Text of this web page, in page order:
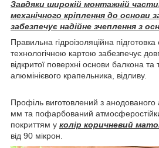
Завдяки широкій монтажній
механічного кріплення до основи
забезпечує надійне зчеплення з
Правильна гідроізоляційна
технологічною картою забезпечує
відкритої поверхні основи балкона
алюмінієвого крапельника, відливу.
Профіль виготовлений з
мм та пофарбований
покриттям у колір коричневий
від 90 мікрон.